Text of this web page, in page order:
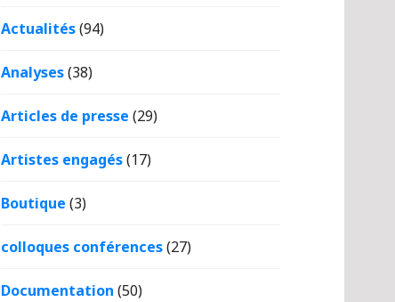
Actualités(94)
Analyses(38)
Articles de presse (29)
Artistes engagés(17)
Boutique (3)
colloques conférences(27)
Documentation (50)